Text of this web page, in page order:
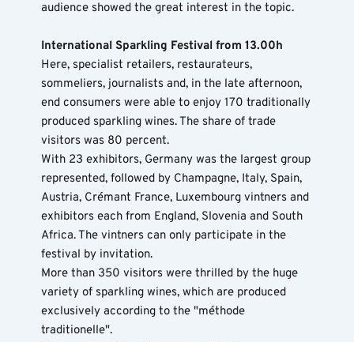
audience showed the great interest in the topic.
International Sparkling Festival from 13.00h
Here, specialist retailers, restaurateurs,
sommeliers, journalists and, in the late afternoon,
end consumers were able to enjoy 170 traditionally
produced sparkling wines. The share of trade
visitors was 80 percent.
With 23 exhibitors, Germany was the largest group
represented, followed by Champagne, Italy, Spain,
Austria, Crémant France, Luxembourg vintners and
exhibitors each from England, Slovenia and South
Africa. The vintners can only participate in the
festival by invitation.
More than 350 visitors were thrilled by the huge
variety of sparkling wines, which are produced
exclusively according to the "méthode
traditionelle".